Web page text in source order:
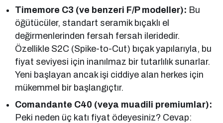
Timemore C3 (ve benzeri F/P modeller): Bu
öğütücüler, standart seramik bıçaklı el
değirmenlerinden fersah fersah ileridedir.
Özellikle S2C (Spike-to-Cut) bıçak yapılarıyla, bu
fiyat seviyesi için inanılmaz bir tutarlılık sunarlar.
Yeni başlayan ancak işi ciddiye alan herkes için
mükemmel bir başlangıçtır.
Comandante C40 (veya muadili premiumlar):
Peki neden üç katı fiyat ödeyesiniz? Cevap: